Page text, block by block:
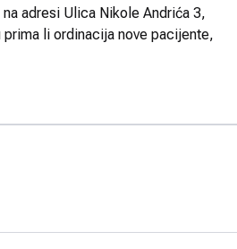
adresi Ulica Nikole Andrića 3,
li ordinacija nove pacijente,